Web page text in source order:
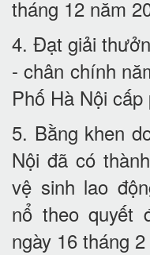
tháng 12 năm
4. Đạt giải
- chân chính
Phố Hà Nội
5. Bằng khen
Nội đã có
vệ sinh lao
nổ theo quyết
ngày 16 tháng